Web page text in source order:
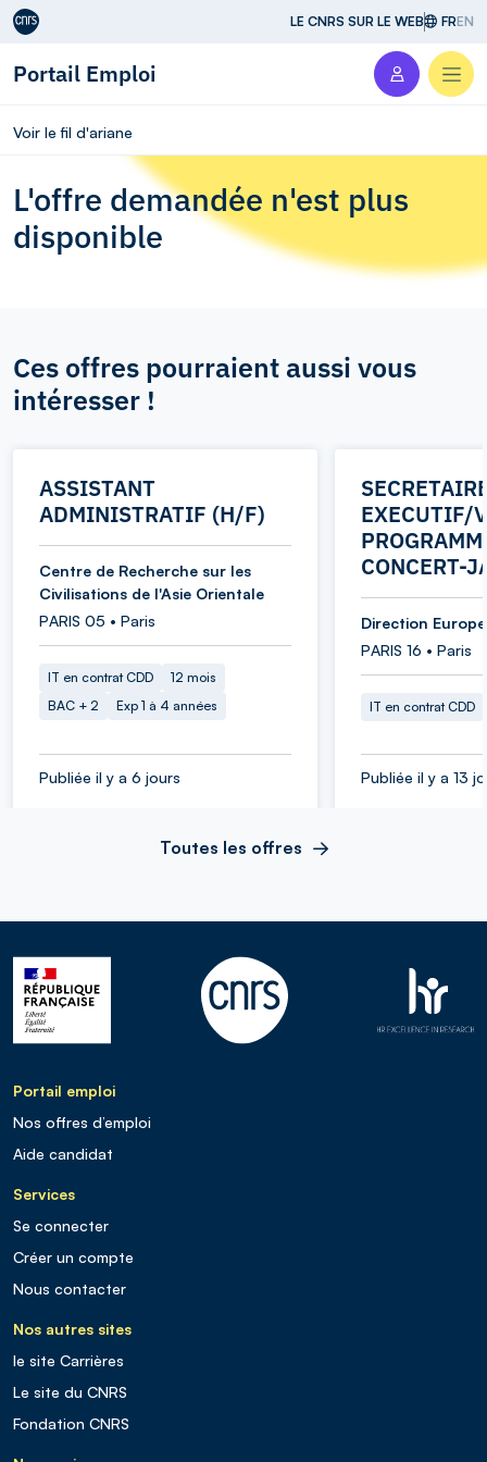
Aller au contenu LE CNRS SUR LE WEB FREN
Portail Emploi
Voir le fil d'ariane
L'offre demandée n'est plus
disponible
Ces offres pourraient aussi vous
intéresser !
ASSISTANT
ADMINISTRATIF (H/F)
Centre de Recherche sur les
Civilisations de l'Asie Orientale
PARIS 05 • Paris
IT en contrat CDD
12 mois
BAC + 2
Exp 1 à 4 années
Publiée il y a 6 jours
EXECUTIF/
CONCERT-
Direction
PARIS 16 • Paris
IT en contrat CDD
Publiée il y a 13
Toutes les offres
Portail emploi
Nos offres d’emploi
Aide candidat
Services
Se connecter
Créer un compte
Nous contacter
Nos autres sites
le site Carrières
Le site du CNRS
Fondation CNRS